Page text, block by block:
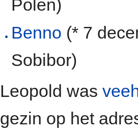
Polen)
Benno (* 7
Sobibor)
Leopold was
gezin op het